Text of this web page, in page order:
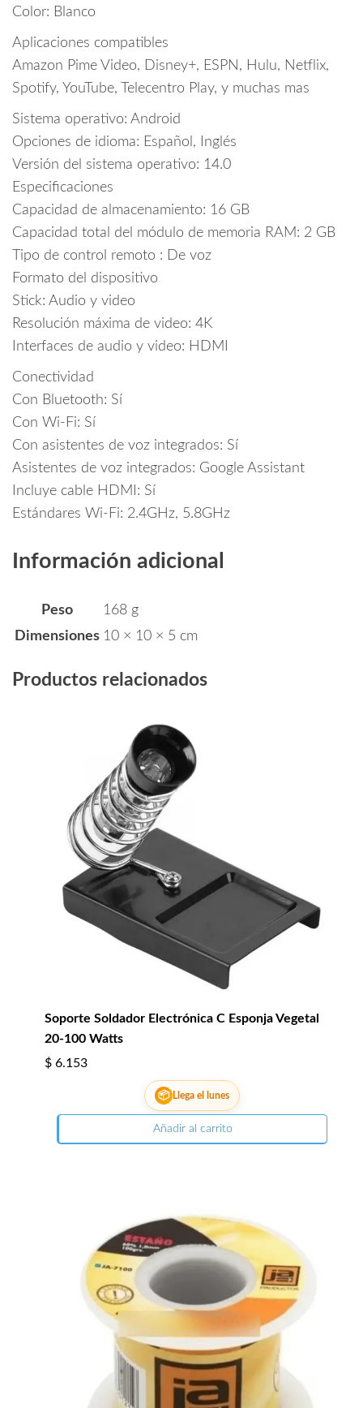
Color: Blanco
Aplicaciones compatibles
Amazon Pime Video, Disney+, ESPN, Hulu, Netflix,
Spotify, YouTube, Telecentro Play, y muchas mas
Sistema operativo: Android
Opciones de idioma: Español, Inglés
Versión del sistema operativo: 14.0
Especificaciones
Capacidad de almacenamiento: 16 GB
Capacidad total del módulo de memoria RAM: 2 GB
Tipo de control remoto : De voz
Formato del dispositivo
Stick: Audio y video
Resolución máxima de video: 4K
Interfaces de audio y video: HDMI
Conectividad
Con Bluetooth: Sí
Con Wi-Fi: Sí
Con asistentes de voz integrados: Sí
Asistentes de voz integrados: Google Assistant
Incluye cable HDMI: Sí
Estándares Wi-Fi: 2.4GHz, 5.8GHz
Información adicional
Peso
168 g
Dimensiones 10 × 10 × 5 cm
Productos relacionados
Soporte Soldador Electrónica C Esponja Vegetal
20-100 Watts
$ 6.153
📦 Llega el lunes
Añadir al carrito